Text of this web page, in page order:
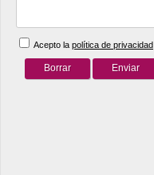
Acepto la política de privacidad